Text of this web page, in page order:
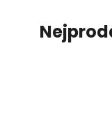
TEFLON
MM - AKS